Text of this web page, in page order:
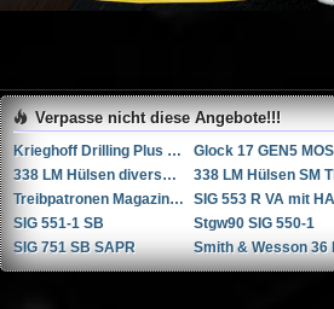
Verpasse nicht diese Angebote!!!
Krieghoff Drilling Plus 7x65R / 20-76 / 222Rem
Glock 17 GEN5 MOS
338 LM Hülsen diverse Hersteller
Treibpatronen Magazin STGW 57
SIG 551-1 SB
Stgw90 SIG 550-1
SIG 751 SB SAPR